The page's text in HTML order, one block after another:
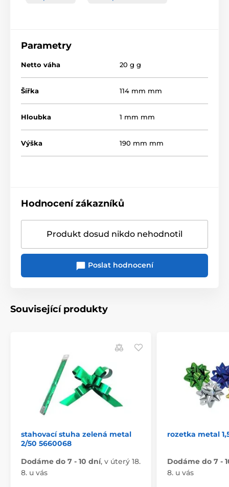
Parametry
Netto váha 20 g g
Šířka 114 mm mm
Hloubka 1 mm mm
Výška 190 mm mm
Hodnocení zákazníků
Produkt dosud nikdo nehodnotil
Poslat hodnocení
Související produkty
stahovací stuha zelená metal
2/50 5660068
Dodáme do 7 - 10 dní, v úterý 18.
8. u vás
rozetka metal
Dodáme do 7 -
8. u vás